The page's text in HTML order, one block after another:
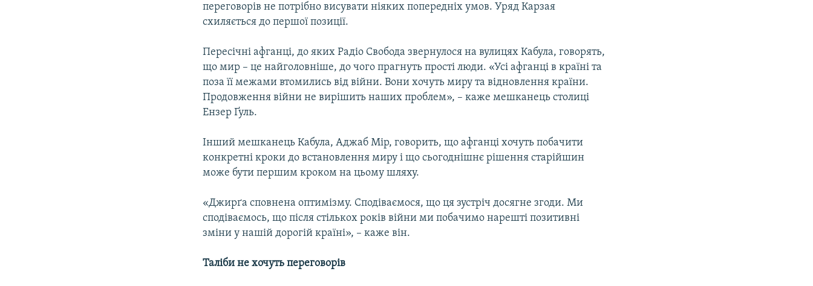
переговорів не потрібно висувати ніяких попередніх умов. Уряд Карзая
схиляється до першої позиції.
Пересічні афганці, до яких Радіо Свобода звернулося на вулицях Кабула, говорять,
що мир – це найголовніше, до чого прагнуть прості люди. «Усі афганці в країні та
поза її межами втомились від війни. Вони хочуть миру та відновлення країни.
Продовження війни не вирішить наших проблем», – каже мешканець столиці
Ензер Ґуль.
Інший мешканець Кабула, Аджаб Мір, говорить, що афганці хочуть побачити
конкретні кроки до встановлення миру і що сьогоднішнє рішення старійшин
може бути першим кроком на цьому шляху.
«Джирґа сповнена оптимізму. Сподіваємося, що ця зустріч досягне згоди. Ми
сподіваємось, що після стількох років війни ми побачимо нарешті позитивні
зміни у нашій дорогій країні», – каже він.
Таліби не хочуть переговорів